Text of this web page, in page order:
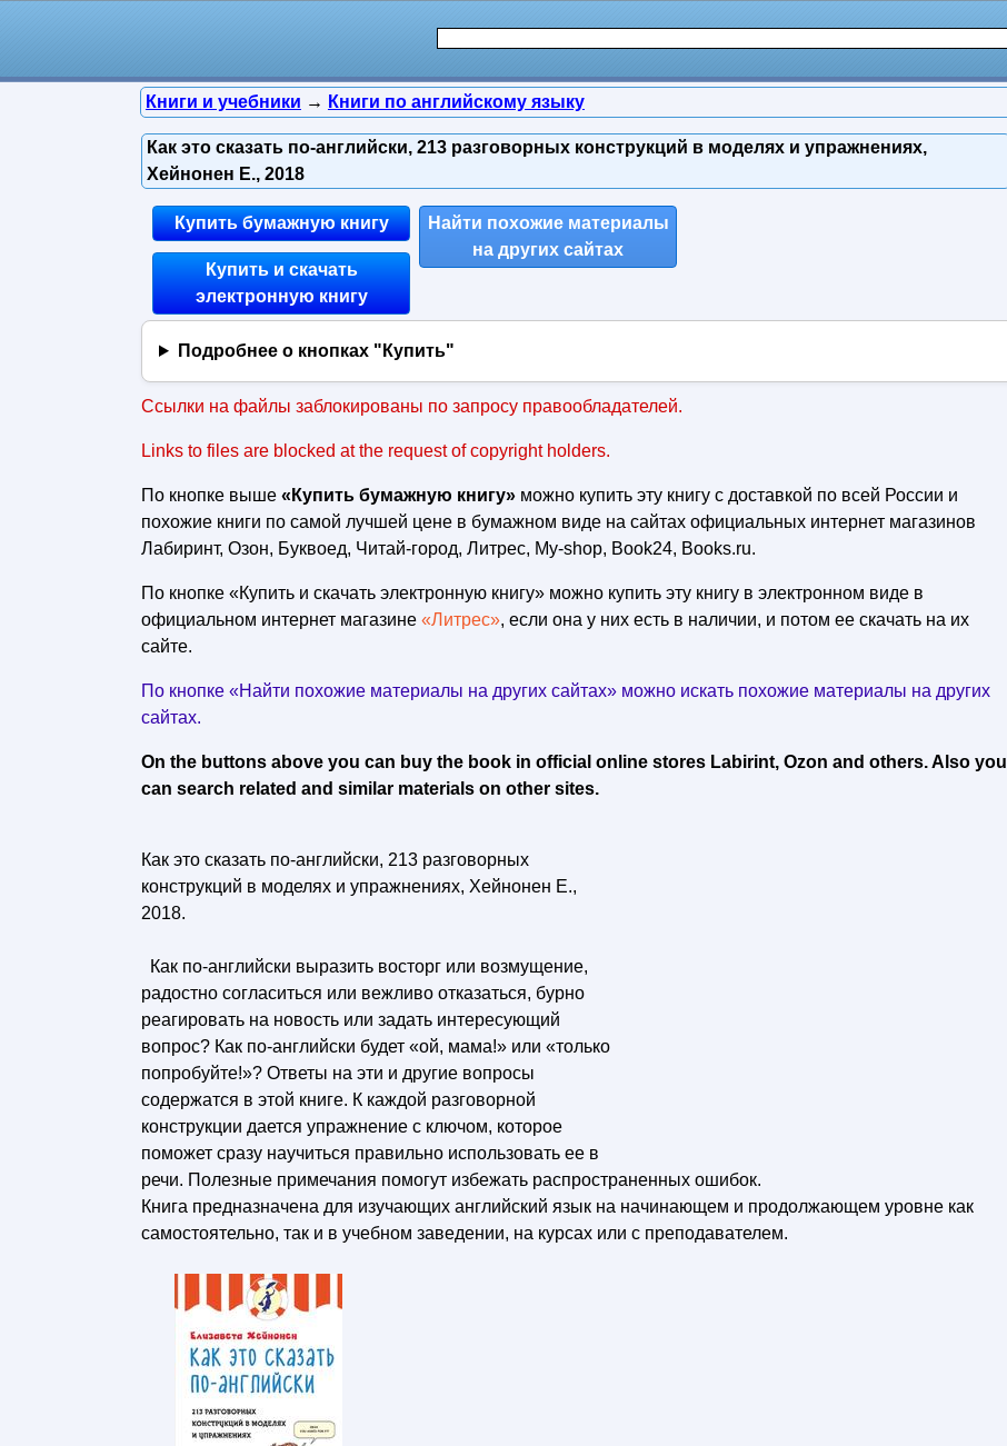
Книги и учебники → Книги по английскому языку
Как это сказать по-английски, 213 разговорных конструкций в моделях и упражнениях,
Хейнонен Е., 2018
Купить бумажную книгу
Купить и скачать
электронную книгу
Найти похожие материалы
на других сайтах
Подробнее о кнопках "Купить"
Ссылки на файлы заблокированы по запросу правообладателей.
Links to files are blocked at the request of copyright holders.
По кнопке выше «Купить бумажную книгу» можно купить эту книгу с доставкой по всей России и
похожие книги по самой лучшей цене в бумажном виде на сайтах официальных интернет магазинов
Лабиринт, Озон, Буквоед, Читай-город, Литрес, My-shop, Book24, Books.ru.
По кнопке «Купить и скачать электронную книгу» можно купить эту книгу в электронном виде в
официальном интернет магазине «Литрес», если она у них есть в наличии, и потом ее скачать на их
сайте.
По кнопке «Найти похожие материалы на других сайтах» можно искать похожие материалы на других
сайтах.
On the buttons above you can buy the book in official online stores Labirint, Ozon and others. Also you
can search related and similar materials on other sites.
Как это сказать по-английски, 213 разговорных
конструкций в моделях и упражнениях, Хейнонен Е.,
2018.
Как по-английски выразить восторг или возмущение,
радостно согласиться или вежливо отказаться, бурно
реагировать на новость или задать интересующий
вопрос? Как по-английски будет «ой, мама!» или «только
попробуйте!»? Ответы на эти и другие вопросы
содержатся в этой книге. К каждой разговорной
конструкции дается упражнение с ключом, которое
поможет сразу научиться правильно использовать ее в
речи. Полезные примечания помогут избежать распространенных ошибок.
Книга предназначена для изучающих английский язык на начинающем и продолжающем уровне как
самостоятельно, так и в учебном заведении, на курсах или с преподавателем.